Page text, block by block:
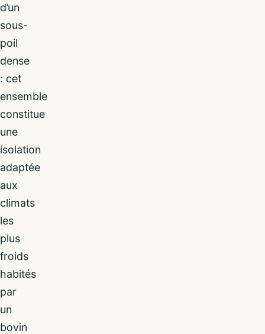
d’un
sous-
poil
dense
: cet
ensemble
constitue
une
isolation
adaptée
aux
climats
les
plus
froids
habités
par
un
bovin